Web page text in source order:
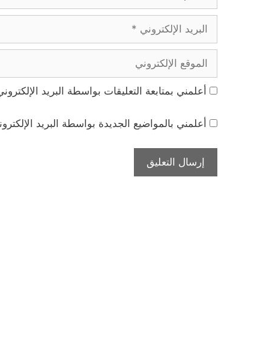
البريد
الإلكتروني
الموقع
الإلكتروني
أعلمني بمتابعة التعليقات بواسطة البريد
أعلمني بالمواضيع الجديدة بواسطة البريد